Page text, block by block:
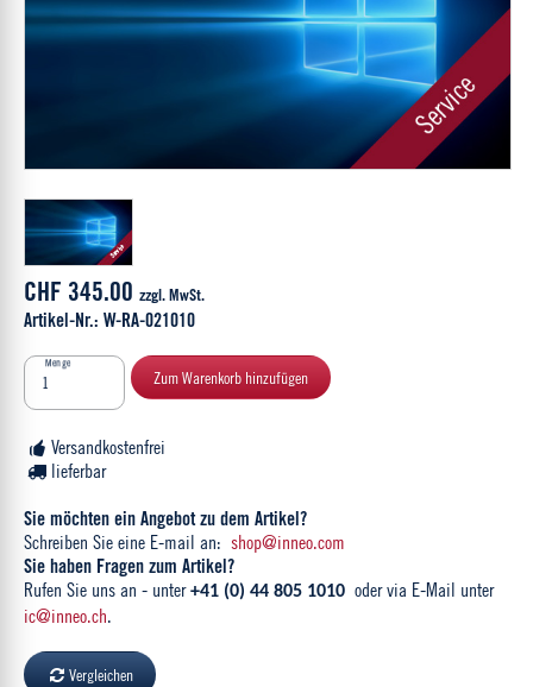
CHF 345.00 zzgl. MwSt.
Artikel-Nr.: W-RA-021010
Menge
Zum Warenkorb hinzufügen
Versandkostenfrei
lieferbar
Sie möchten ein Angebot zu dem Artikel?
Schreiben Sie eine E-mail an: shop@inneo.com
Sie haben Fragen zum Artikel?
Rufen Sie uns an - unter+41 (0) 44 805 1010 oder via E-Mail unter
ic@inneo.ch.
Vergleichen